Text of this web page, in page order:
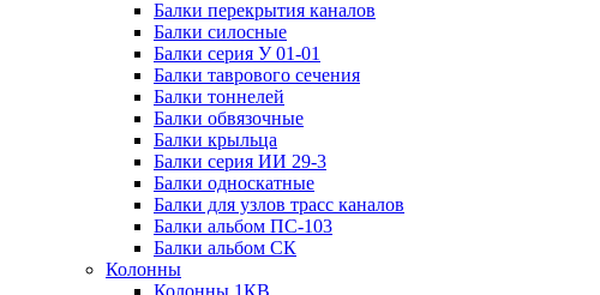
Балки перекрытия каналов
Балки силосные
Балки серия У 01-01
Балки таврового сечения
Балки тоннелей
Балки обвязочные
Балки крыльца
Балки серия ИИ 29-3
Балки односкатные
Балки для узлов трасс каналов
Балки альбом ПС-103
Балки альбом СК
Колонны
Колонны 1КВ